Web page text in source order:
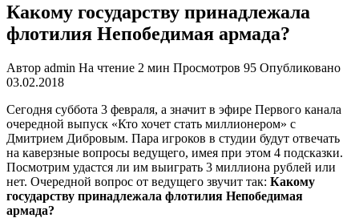
Какому государству принадлежала
флотилия Непобедимая армада?
Автор admin На чтение 2 мин Просмотров 95 Опубликовано
03.02.2018
Сегодня суббота 3 февраля, а значит в эфире Первого канала
очередной выпуск «Кто хочет стать миллионером» с
Дмитрием Дибровым. Пара игроков в студии будут отвечать
на каверзные вопросы ведущего, имея при этом 4 подсказки.
Посмотрим удастся ли им выиграть 3 миллиона рублей или
нет. Очередной вопрос от ведущего звучит так: Какому
государству принадлежала флотилия Непобедимая
армада?